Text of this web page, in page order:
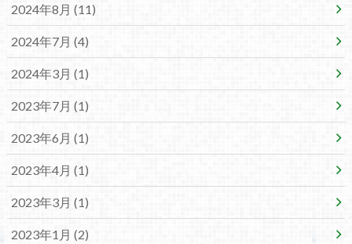
2024年8月 (11)
2024年7月 (4)
2024年3月 (1)
2023年7月 (1)
2023年6月 (1)
2023年4月 (1)
2023年3月 (1)
2023年1月 (2)